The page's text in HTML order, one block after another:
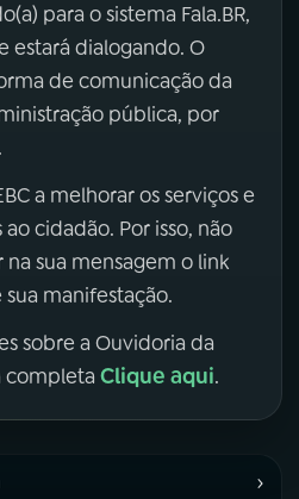
para o sistema Fala.BR,
estará dialogando. O
de comunicação da
pública, por
a melhorar os serviços e
cidadão. Por isso, não
sua mensagem o link
manifestação.
sobre a Ouvidoria da
completa Clique aqui.
›